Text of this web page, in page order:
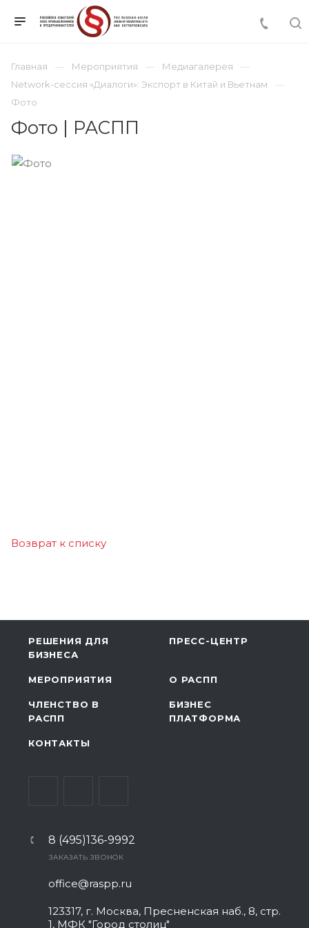
Главная Мероприятия
Медиагалерея
Network-сессия «Диалоги»: Экспорт в Китай и Вьетнам
Фото
Фото | РАСПП
Возврат к списку
РЕШЕНИЯ ДЛЯ
БИЗНЕСА
ПРЕСС-ЦЕНТР
МЕРОПРИЯТИЯ О РАСПП
ЧЛЕНСТВО В
РАСПП
БИЗНЕС
ПЛАТФОРМА
КОНТАКТЫ
8 (495)136-9992
ЗАКАЗАТЬ ЗВОНОК
office@raspp.ru
123317, г. Москва, Пресненская наб., 8, стр.
1, МФК "Город столиц"